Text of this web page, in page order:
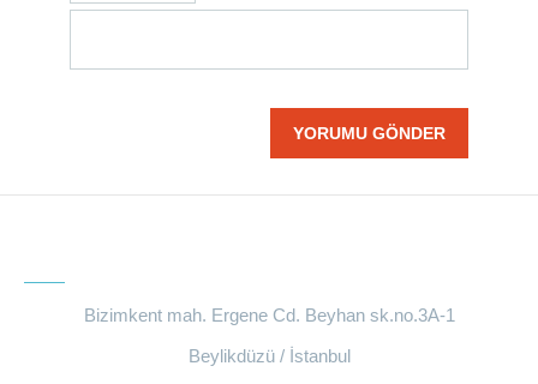
Bizimkent mah. Ergene Cd. Beyhan sk.no.3A-1
Beylikdüzü / İstanbul